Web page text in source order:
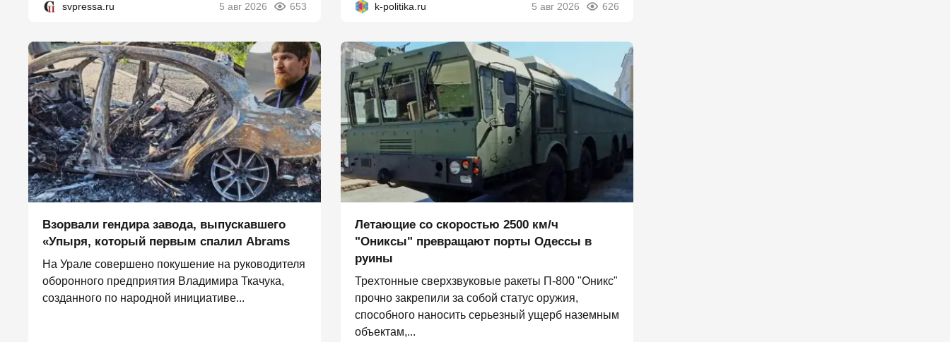
svpressa.ru 5 авг 2026 653 k-politika.ru 5 авг 2026 626
Взорвали гендира завода, выпускавшего
«Упыря, который первым спалил Abrams
На Урале совершено покушение на руководителя
оборонного предприятия Владимира Ткачука,
созданного по народной инициативе...
Летающие со скоростью 2500 км/ч
"Ониксы" превращают порты Одессы в
руины
Трехтонные сверхзвуковые ракеты П‑800 "Оникс"
прочно закрепили за собой статус оружия,
способного наносить серьезный ущерб наземным
объектам,...